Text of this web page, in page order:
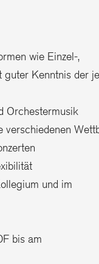
wie Einzel-,
Kenntnis der
Orchestermusik
verschiedenen
und im
bis am